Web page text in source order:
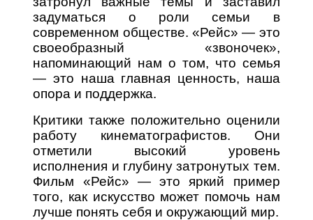
задуматься о роли семьи в
современном обществе. «Рейс» — это
своеобразный «звоночек»,
напоминающий нам о том, что семья
— это наша главная ценность, наша
опора и поддержка.
Критики также положительно оценили
работу кинематографистов. Они
отметили высокий уровень
исполнения и глубину затронутых тем.
Фильм «Рейс» — это яркий пример
того, как искусство может помочь нам
лучше понять себя и окружающий мир.